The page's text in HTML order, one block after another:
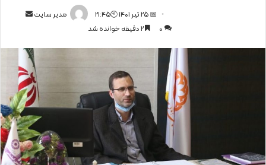
مدیر سایت
ل
ا
ی
م
ی
ل
📅 25 تیر 1401 🕙21:45
0